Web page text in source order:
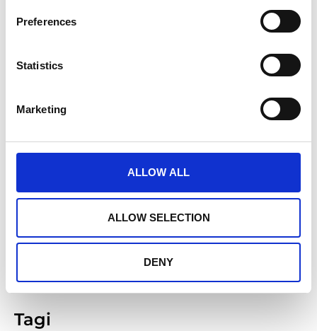
Preferences
Statistics
Marketing
ALLOW ALL
ALLOW SELECTION
DENY
Tagi